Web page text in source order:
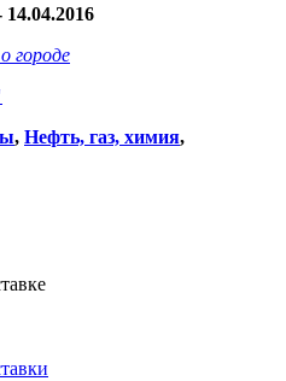
14.04.2016
городе
, Нефть, газ, химия,